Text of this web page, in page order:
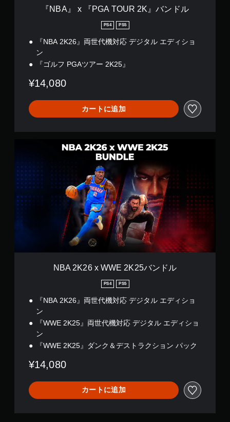
『NBA』 x 『PGA TOUR 2K』バンドル
PS4 PS5
『NBA 2K26』両世代機対応 デジタル エディショ
ン
『ゴルフ PGAツアー 2K25』
¥14,080
カートに追加
A
2
K
2
6
x
W
W
K
NBA 2K26 x WWE 2K25バンドル
PS4 PS5
『NBA 2K26』両世代機対応 デジタル エディショ
ン
『WWE 2K25』両世代機対応 デジタル エディショ
ン
『WWE 2K25』ダンク＆デストラクション パック
¥14,080
カートに追加